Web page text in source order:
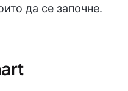
да се започне.